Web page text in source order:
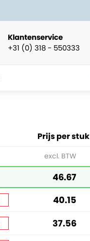
Klantenservice
+31 (0) 318 - 550333
Prijs per stuk
excl. BTW
46.67
40.15
37.56